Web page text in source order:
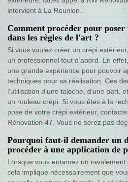
intervient à La Reunion.
Comment procéder pour
dans les règles de l'art ?
Si vous voulez créer un crépi
un professionnel tout d’abord. En
une grande expérience pour pouvoir
techniques pour sa réalisation. Ces
l’utilisation d’une taloche, d’une part,
un rouleau crépi. Si vous êtes à la
pose de votre crépi extérieur,
Rénovation 47. Vous ne serez pas
Pourquoi faut-il demander un
procéder à une application de
Lorsque vous entamez un
cela implique nécessairement que